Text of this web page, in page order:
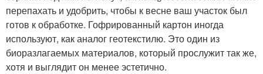
перепахать и удобрить, чтобы к весне ваш участок был
готов к обработке. Гофрированный картон иногда
используют, как аналог геотекстилю. Это один из
биоразлагаемых материалов, который прослужит так же,
хотя и выглядит он менее эстетично.